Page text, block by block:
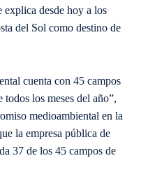
explica desde hoy a los
del Sol como destino de
cuenta con 45 campos
los meses del año”,
medioambiental en la
la empresa pública de
37 de los 45 campos de